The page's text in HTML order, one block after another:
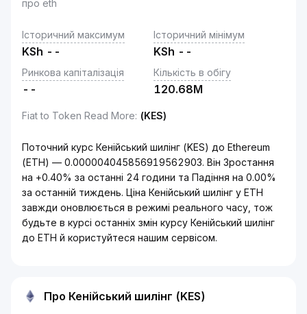
про eth
Історичний максимум
KSh --
Історичний мінімум
KSh --
Ринкова капіталізація
--
Кількість в обігу
120.68M
Fiat to Token Read More: (KES)
Поточний курс Кенійський шилінг (KES) до Ethereum
(ETH) — 0.000004045856919562903. Він Зростання
на +0.40% за останні 24 години та Падіння на 0.00%
за останній тиждень. Ціна Кенійський шилінг у ETH
завжди оновлюється в режимі реального часу, тож
будьте в курсі останніх змін курсу Кенійський шилінг
до ETH й користуйтеся нашим сервісом.
Про Кенійський шилінг (KES)